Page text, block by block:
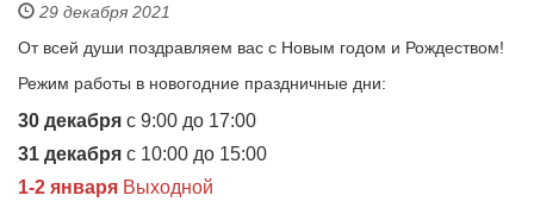
29 декабря 2021
От всей души поздравляем вас с Новым годом и Рождеством!
Режим работы в новогодние праздничные дни:
30 декабря с 9:00 до 17:00
31 декабря с 10:00 до 15:00
1-2 января Выходной